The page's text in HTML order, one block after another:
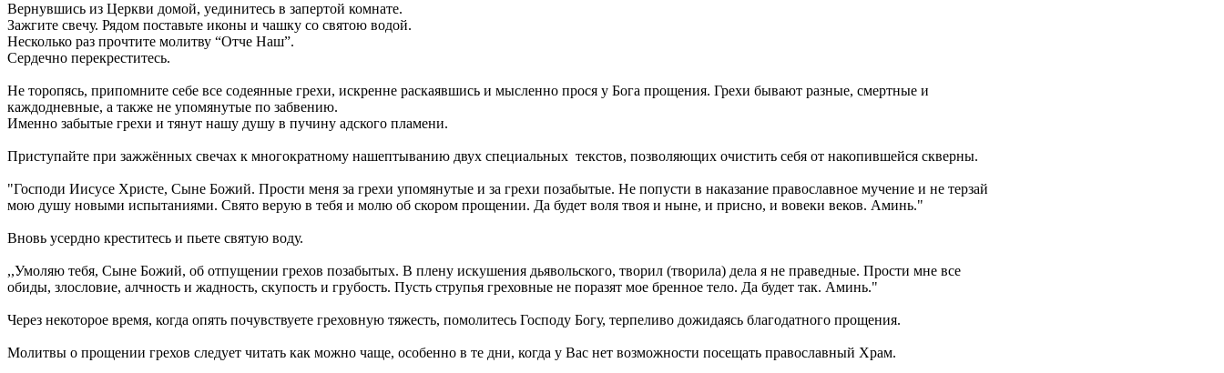
Вернувшись из Церкви домой, уединитесь в запертой комнате.
Зажгите свечу. Рядом поставьте иконы и чашку со святою водой.
Несколько раз прочтите молитву “Отче Наш”.
Сердечно перекреститесь.
Не торопясь, припомните себе все содеянные грехи, искренне раскаявшись и мысленно прося у Бога прощения. Грехи бывают разные, смертные и
каждодневные, а также не упомянутые по забвению.
Именно забытые грехи и тянут нашу душу в пучину адского пламени.
Приступайте при зажжённых свечах к многократному нашептыванию двух специальных текстов, позволяющих очистить себя от накопившейся скверны.
"Господи Иисусе Христе, Сыне Божий. Прости меня за грехи упомянутые и за грехи позабытые. Не попусти в наказание православное мучение и не терзай
мою душу новыми испытаниями. Свято верую в тебя и молю об скором прощении. Да будет воля твоя и ныне, и присно, и вовеки веков. Аминь."
Вновь усердно креститесь и пьете святую воду.
,,Умоляю тебя, Сыне Божий, об отпущении грехов позабытых. В плену искушения дьявольского, творил (творила) дела я не праведные. Прости мне все
обиды, злословие, алчность и жадность, скупость и грубость. Пусть струпья греховные не поразят мое бренное тело. Да будет так. Аминь."
Через некоторое время, когда опять почувствуете греховную тяжесть, помолитесь Господу Богу, терпеливо дожидаясь благодатного прощения.
Молитвы о прощении грехов следует читать как можно чаще, особенно в те дни, когда у Вас нет возможности посещать православный Храм.